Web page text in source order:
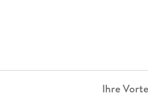
Ihre